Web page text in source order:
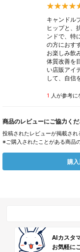
キャンドル
ヒップと、
ンドで、特
の方におす
お楽しみ飲
体質改善を
い店販アイ
して、自信
1 人が参考
商品のレビューにご協力くだ
投稿されたレビューが掲載さ
※ご購入されたことがある商品
購
AIカスタ
お気軽に